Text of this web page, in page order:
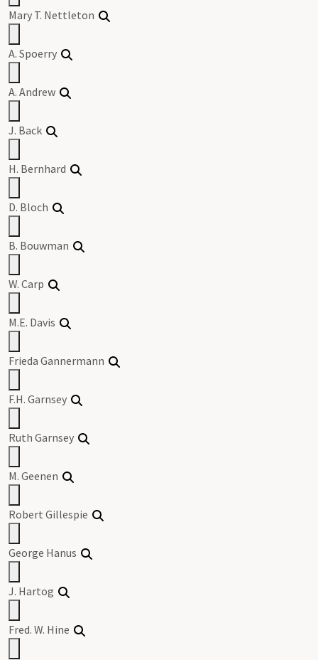
Mary T. Nettleton
A. Spoerry
A. Andrew
J. Back
H. Bernhard
D. Bloch
B. Bouwman
W. Carp
M.E. Davis
Frieda Gannermann
F.H. Garnsey
Ruth Garnsey
M. Geenen
Robert Gillespie
George Hanus
J. Hartog
Fred. W. Hine